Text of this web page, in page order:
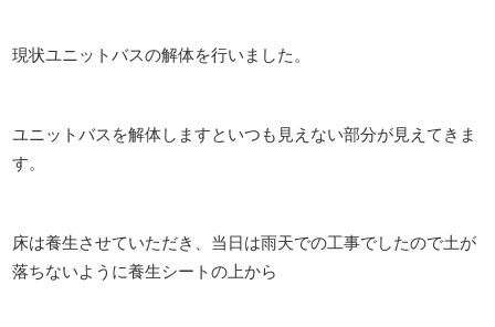
現状ユニットバスの解体を行いました。
ユニットバスを解体しますといつも見えない部分が見えてきま
す。
床は養生させていただき、当日は雨天での工事でしたので土が
落ちないように養生シートの上から